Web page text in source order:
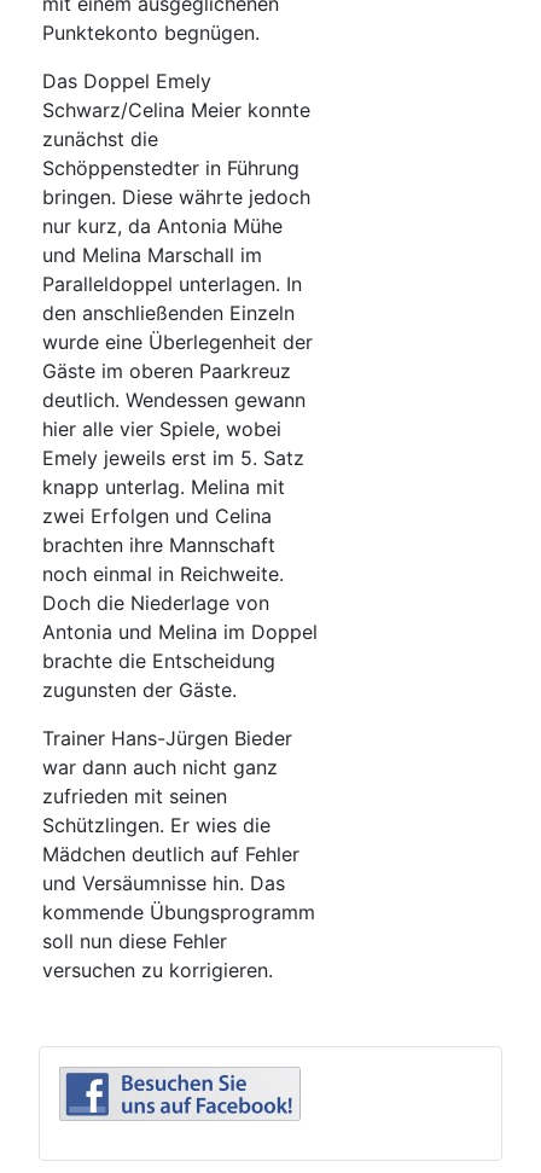
Punktekonto begnügen.
Das Doppel Emely
Schwarz/Celina Meier konnte
zunächst die
Schöppenstedter in Führung
bringen. Diese währte jedoch
nur kurz, da Antonia Mühe
und Melina Marschall im
Paralleldoppel unterlagen. In
den anschließenden Einzeln
wurde eine Überlegenheit der
Gäste im oberen Paarkreuz
deutlich. Wendessen gewann
hier alle vier Spiele, wobei
Emely jeweils erst im 5. Satz
knapp unterlag. Melina mit
zwei Erfolgen und Celina
brachten ihre Mannschaft
noch einmal in Reichweite.
Doch die Niederlage von
Antonia und Melina im Doppel
brachte die Entscheidung
zugunsten der Gäste.
Trainer Hans-Jürgen Bieder
war dann auch nicht ganz
zufrieden mit seinen
Schützlingen. Er wies die
Mädchen deutlich auf Fehler
und Versäumnisse hin. Das
kommende Übungsprogramm
soll nun diese Fehler
versuchen zu korrigieren.